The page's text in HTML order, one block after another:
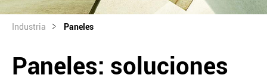
Industria Paneles
Paneles: soluciones